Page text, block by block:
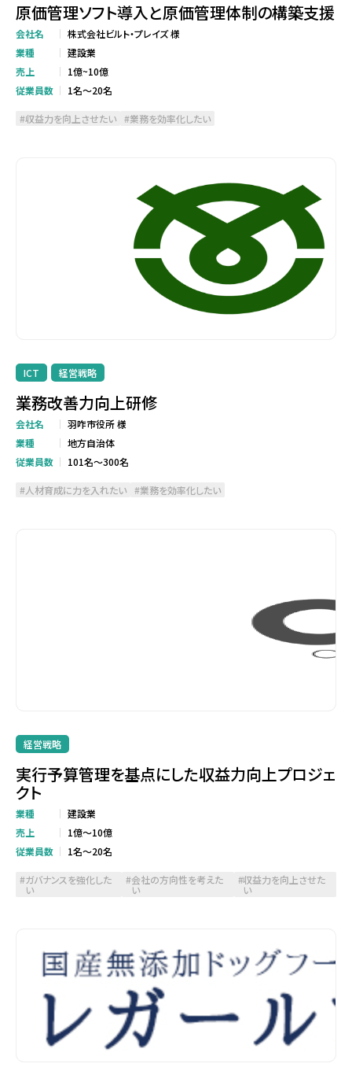
原価管理ソフト導入と原価管理体制の構築支援
会社名
株式会社ビルト・プレイズ 様
業種
建設業
売上
1億~10億
従業員数
1名～20名
収益力を向上させたい 業務を効率化したい
ICT 経営戦略
業務改善力向上研修
会社名
羽咋市役所 様
業種
地方自治体
従業員数
101名～300名
人材育成に力を入れたい 業務を効率化したい
経営戦略
実行予算管理を基点にした収益力向上プロジェ
クト
業種
建設業
売上
1億～10億
従業員数
1名～20名
ガバナンスを強化した
い
会社の方向性を考えた
い
収益力を向上させた
い